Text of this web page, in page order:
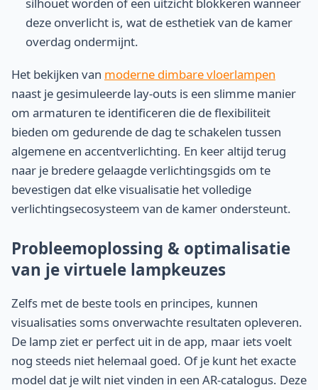
silhouet worden of een uitzicht blokkeren wanneer
deze onverlicht is, wat de esthetiek van de kamer
overdag ondermijnt.
Het bekijken van moderne dimbare vloerlampen
naast je gesimuleerde lay-outs is een slimme manier
om armaturen te identificeren die de flexibiliteit
bieden om gedurende de dag te schakelen tussen
algemene en accentverlichting. En keer altijd terug
naar je bredere gelaagde verlichtingsgids om te
bevestigen dat elke visualisatie het volledige
verlichtingsecosysteem van de kamer ondersteunt.
Probleemoplossing & optimalisatie
van je virtuele lampkeuzes
Zelfs met de beste tools en principes, kunnen
visualisaties soms onverwachte resultaten opleveren.
De lamp ziet er perfect uit in de app, maar iets voelt
nog steeds niet helemaal goed. Of je kunt het exacte
model dat je wilt niet vinden in een AR-catalogus. Deze